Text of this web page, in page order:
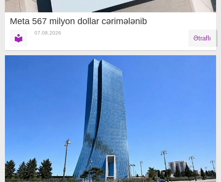
Meta 567 milyon dollar cərimələnib
07.08.2026
Ətraflı